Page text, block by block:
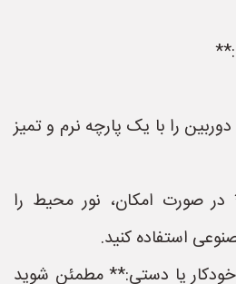
را با یک پارچه نرم و تمیز
صورت امکان، نور محیط را
استفاده کنید.
یا دستی:** مطمئن شوید